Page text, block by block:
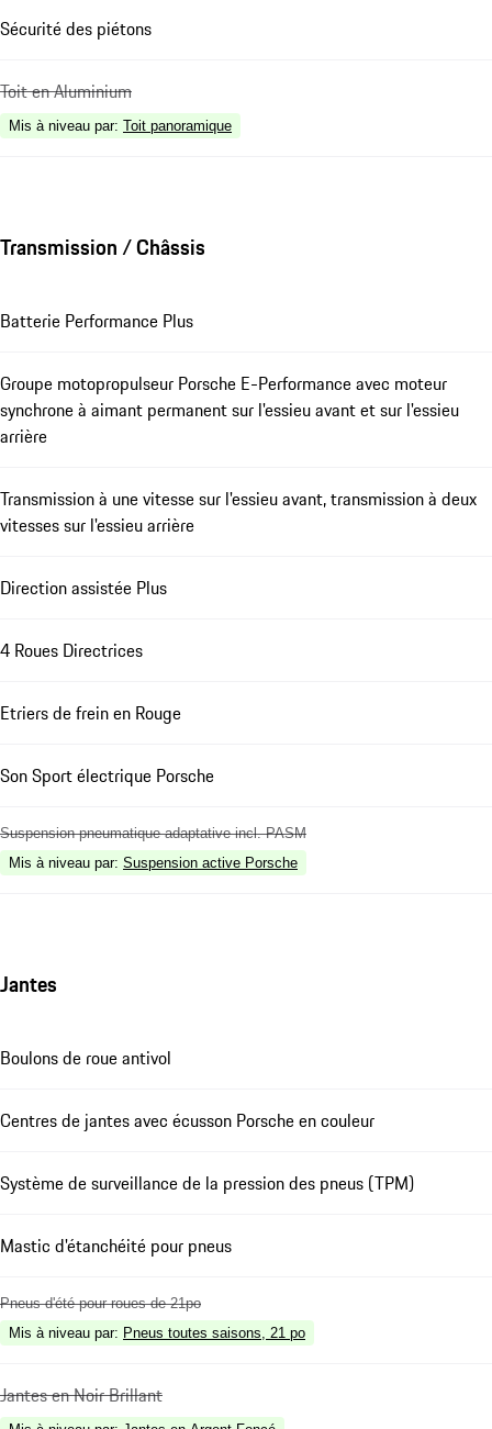
Sécurité des piétons
Toit en Aluminium
Mis à niveau par: Toit panoramique
Transmission / Châssis
Batterie Performance Plus
Groupe motopropulseur Porsche E-Performance avec moteur
synchrone à aimant permanent sur l'essieu avant et sur l'essieu
arrière
Transmission à une vitesse sur l'essieu avant, transmission à deux
vitesses sur l'essieu arrière
Direction assistée Plus
4 Roues Directrices
Etriers de frein en Rouge
Son Sport électrique Porsche
Suspension pneumatique adaptative incl. PASM
Mis à niveau par: Suspension active Porsche
Jantes
Boulons de roue antivol
Centres de jantes avec écusson Porsche en couleur
Système de surveillance de la pression des pneus (TPM)
Mastic d'étanchéité pour pneus
Pneus d'été pour roues de 21po
Mis à niveau par: Pneus toutes saisons, 21 po
Jantes en Noir Brillant